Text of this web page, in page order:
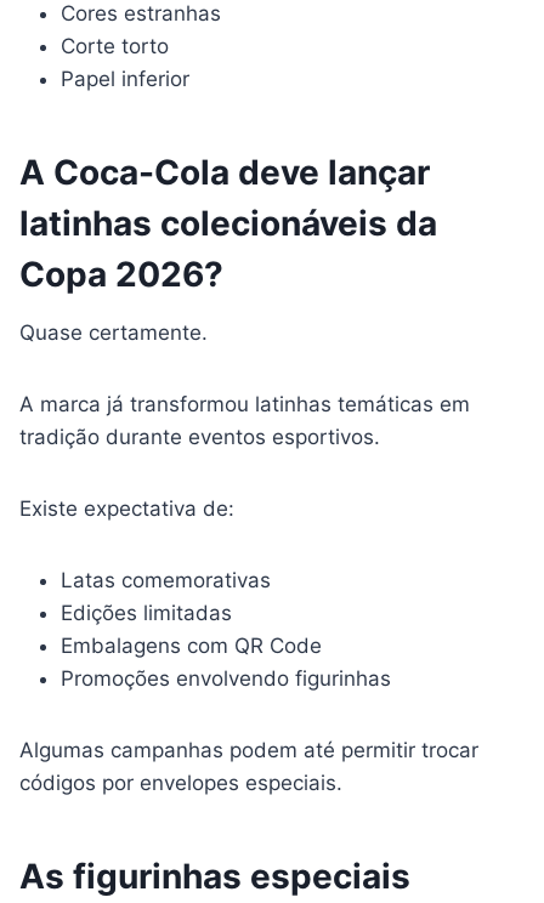
Cores estranhas
Corte torto
Papel inferior
A Coca-Cola deve lançar
latinhas colecionáveis da
Copa 2026?
Quase certamente.
A marca já transformou latinhas temáticas em
tradição durante eventos esportivos.
Existe expectativa de:
Latas comemorativas
Edições limitadas
Embalagens com QR Code
Promoções envolvendo figurinhas
Algumas campanhas podem até permitir trocar
códigos por envelopes especiais.
As figurinhas especiais